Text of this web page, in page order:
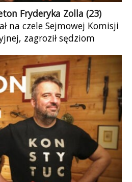
Fryderyka Zolla (23)
na czele Sejmowej Komisji
zagroził sędziom
dyscyplinarnym,
orzekli nie […]